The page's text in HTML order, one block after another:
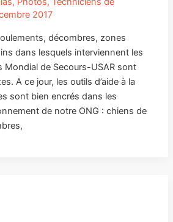
2017
décombres, zones
dans lesquels interviennent les
Mondial de Secours-USAR sont
A ce jour, les outils d’aide à la
sont bien encrés dans les
de notre ONG : chiens de